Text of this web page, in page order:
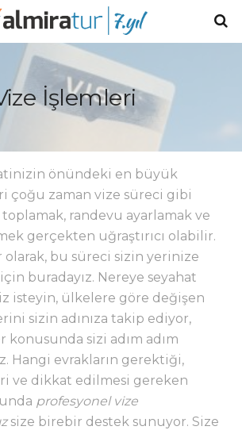
İşlemleri
önündeki en büyük
çoğu zaman vize süreci gibi
randevu ayarlamak ve
gerçekten uğraştırıcı olabilir.
olarak, bu süreci sizin yerinize
buradayız. Nereye seyahat
isteyin, ülkelere göre değişen
sizin adınıza takip ediyor,
sizi adım adım
Hangi evrakların gerektiği,
ve dikkat edilmesi gereken
profesyonel vize
size birebir destek sunuyor. Size